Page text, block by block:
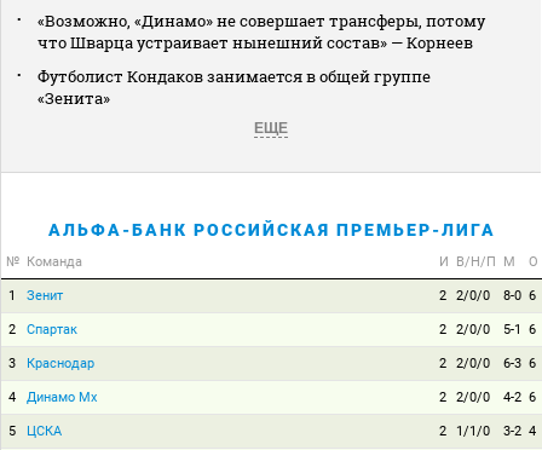
«Возможно, «Динамо» не совершает трансферы, потому
что Шварца устраивает нынешний состав» — Корнеев
Футболист Кондаков занимается в общей группе
«Зенита»
ЕЩЕ
АЛЬФА-БАНК РОССИЙСКАЯ ПРЕМЬЕР-ЛИГА
№ Команда И В/Н/П М О
1 Зенит 2 2/0/0 8-0 6
2 Спартак 2 2/0/0 5-1 6
3 Краснодар 2 2/0/0 6-3 6
4 Динамо Мх 2 2/0/0 4-2 6
5 ЦСКА 2 1/1/0 3-2 4